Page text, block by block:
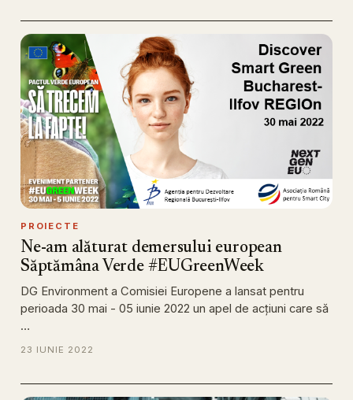
PROIECTE
Ne-am alăturat demersului european
Săptămâna Verde #EUGreenWeek
DG Environment a Comisiei Europene a lansat pentru
perioada 30 mai - 05 iunie 2022 un apel de acţiuni care să
…
23 IUNIE 2022